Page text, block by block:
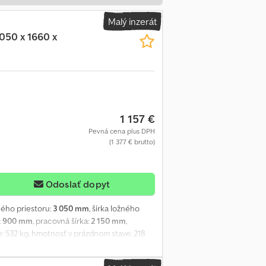
Malý inzerát
x 1660 x
1 157 €
Pevná cena plus DPH
(1 377 € brutto)
Odoslať dopyt
priestoru: 3 050 mm, šírka ložného
900 mm, pracovná šírka:2 150 mm,
kg, hmotnosť v prázdnom stave: 218
plošina uľahčuje nakladanie a